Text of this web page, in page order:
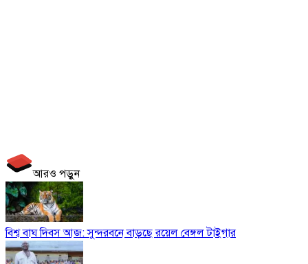
আরও পড়ুন
বিশ্ব বাঘ দিবস আজ: সুন্দরবনে বাড়ছে রয়েল বেঙ্গল টাইগার